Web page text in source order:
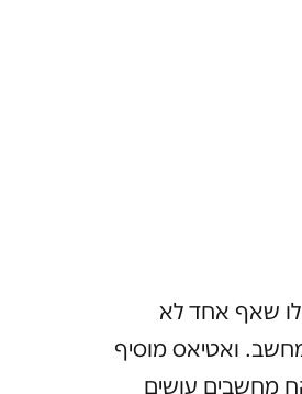
שאף אחד לא
ואטיאס מוסיף
מחשבים עושים